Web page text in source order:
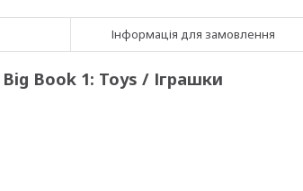
Інформація для замовлення
Book 1: Toys / Іграшки